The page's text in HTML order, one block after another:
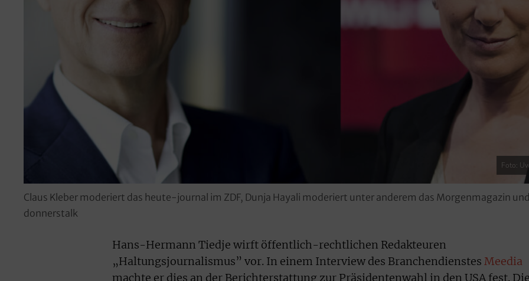
Foto:
Claus Kleber moderiert das heute-journal im ZDF, Dunja Hayali moderiert unter anderem das Morgenmagazin
donnerstalk
Hans-Hermann Tiedje wirft öffentlich-rechtlichen Redakteuren
„Haltungsjournalismus” vor. In einem Interview des Branchendienstes Meedia
machte er dies an der Berichterstattung zur Präsidentenwahl in den USA fest.